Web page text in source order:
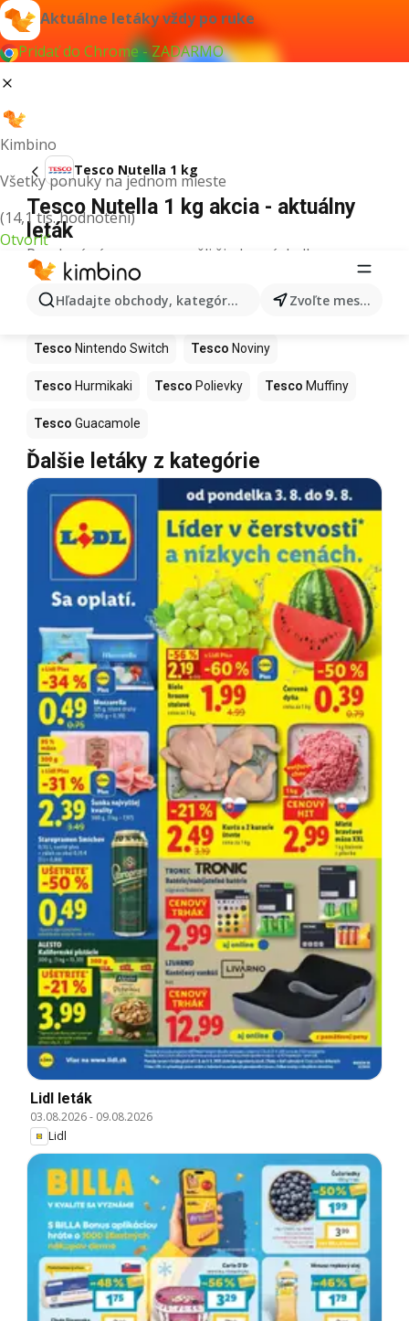
Aktuálne letáky vždy po ruke
Pridať do Chrome - ZADARMO
Kimbino
Všetky ponuky na jednom mieste
(14,1 tis. hodnotení)
Otvoriť
Hľadajte obchody, kategórie, produkty... Zvoľte mesto
Tesco Nutella 1 kg
Tesco Nutella 1 kg akcia - aktuálny
leták
Pre daný výraz sme nenašli žiadne výsledky.
Ďalšie produkty v obchodoch Tesco
Tesco Kapor Tesco Ashwagandha
Tesco Nintendo Switch Tesco Noviny
Tesco Hurmikaki Tesco Polievky Tesco Muffiny
Tesco Guacamole
Ďalšie letáky z kategórie
Lidl leták
03.08.2026- 09.08.2026
Lidl